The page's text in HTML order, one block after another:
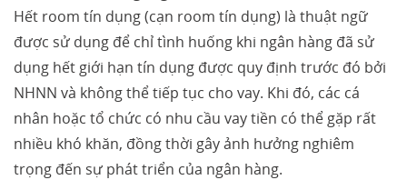
Hết room tín dụng (cạn room tín dụng) là thuật ngữ
được sử dụng để chỉ tình huống khi ngân hàng đã sử
dụng hết giới hạn tín dụng được quy định trước đó bởi
NHNN và không thể tiếp tục cho vay. Khi đó, các cá
nhân hoặc tổ chức có nhu cầu vay tiền có thể gặp rất
nhiều khó khăn, đồng thời gây ảnh hưởng nghiêm
trọng đến sự phát triển của ngân hàng.